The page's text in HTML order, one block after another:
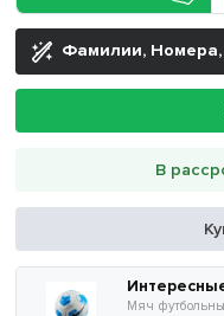
Фамилии, Номера,
В
Мяч